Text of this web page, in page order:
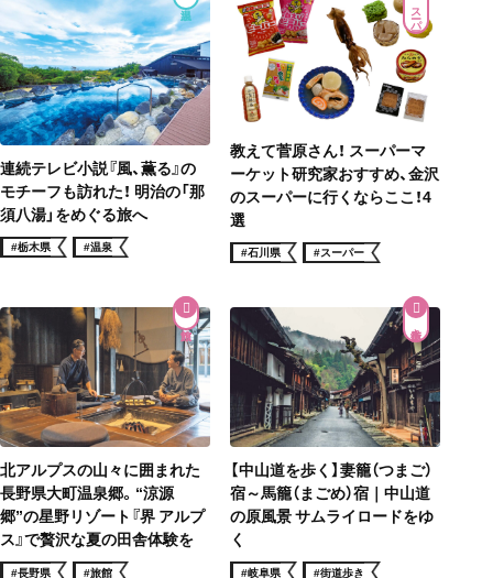
連続テレビ小説『風、薫る』の
モチーフも訪れた！ 明治の「那
須八湯」をめぐる旅へ
#栃木県 #温泉
スーパー
教えて菅原さん！ スーパーマ
ーケット研究家おすすめ、金沢
のスーパーに行くならここ！4
選
#石川県 #スーパー
北アルプスの山々に囲まれた
長野県大町温泉郷。“涼源
郷”の星野リゾート『界 アルプ
ス』で贅沢な夏の田舎体験を
#長野県 #旅館
街道歩き
【中山道を歩く】妻籠（つまご）
宿～馬籠（まごめ）宿｜中山道
の原風景 サムライロードをゆ
く
#岐阜県 #街道歩き